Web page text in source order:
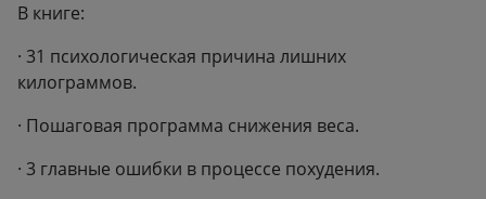
В книге:
· 31 психологическая причина лишних
килограммов.
· Пошаговая программа снижения веса.
· 3 главные ошибки в процессе похудения.